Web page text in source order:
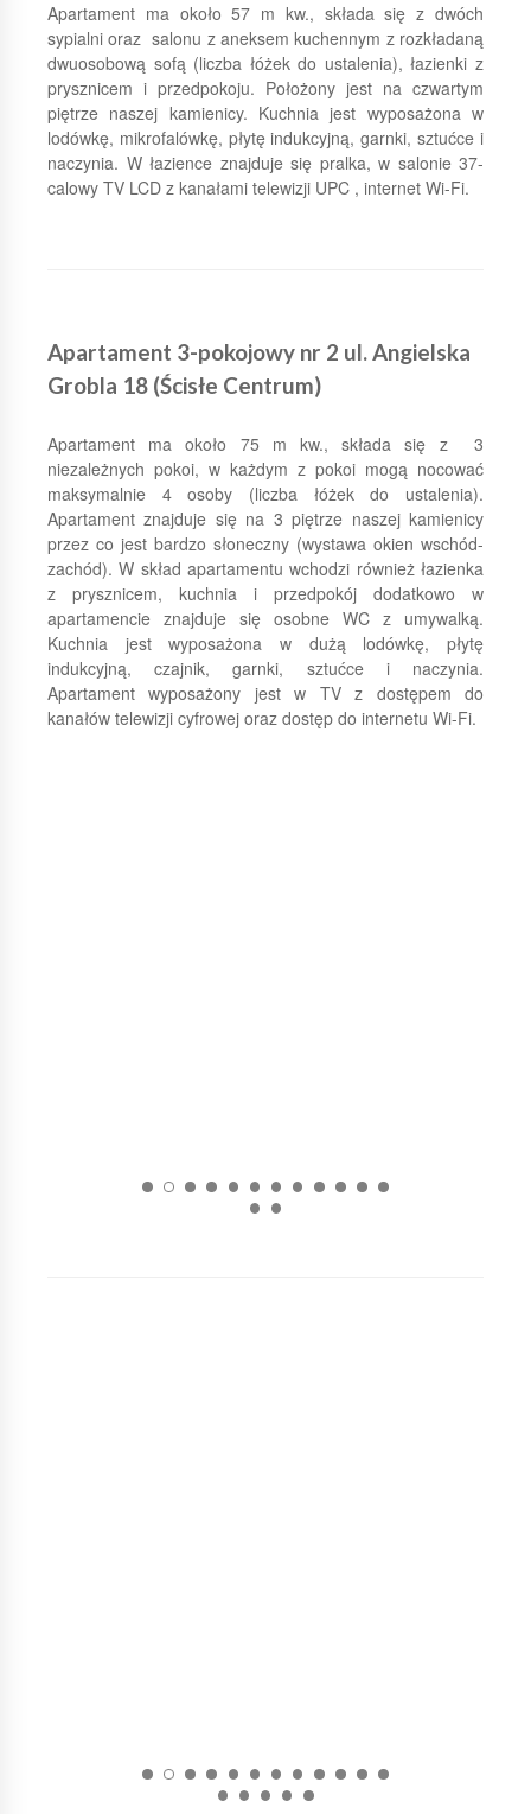
Apartament ma około 57 m kw., składa się z dwóch
sypialni oraz salonu z aneksem kuchennym z rozkładaną
dwuosobową sofą (liczba łóżek do ustalenia), łazienki z
prysznicem i przedpokoju. Położony jest na czwartym
piętrze naszej kamienicy. Kuchnia jest wyposażona w
lodówkę, mikrofalówkę, płytę indukcyjną, garnki, sztućce i
naczynia. W łazience znajduje się pralka, w salonie 37-
calowy TV LCD z kanałami telewizji UPC , internet Wi-Fi.
Apartament 3-pokojowy nr 2 ul. Angielska
Grobla 18 (Ścisłe Centrum)
Apartament ma około 75 m kw., składa się z 3
niezależnych pokoi, w każdym z pokoi mogą nocować
maksymalnie 4 osoby (liczba łóżek do ustalenia).
Apartament znajduje się na 3 piętrze naszej kamienicy
przez co jest bardzo słoneczny (wystawa okien wschód-
zachód). W skład apartamentu wchodzi również łazienka
z prysznicem, kuchnia i przedpokój dodatkowo w
apartamencie znajduje się osobne WC z umywalką.
Kuchnia jest wyposażona w dużą lodówkę, płytę
indukcyjną, czajnik, garnki, sztućce i naczynia.
Apartament wyposażony jest w TV z dostępem do
kanałów telewizji cyfrowej oraz dostęp do internetu Wi-Fi.